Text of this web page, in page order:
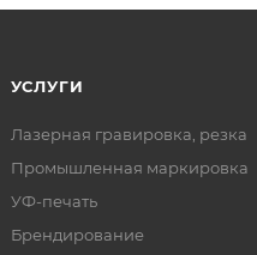
УСЛУГИ
Лазерная гравировка, резка
Промышленная маркировка
УФ-печать
Брендирование